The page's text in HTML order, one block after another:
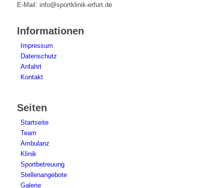
E-Mail: info@sportklinik-erfurt.de
Informationen
Impressum
Datenschutz
Anfahrt
Kontakt
Seiten
Startseite
Team
Ambulanz
Klinik
Sportbetreuung
Stellenangebote
Galerie